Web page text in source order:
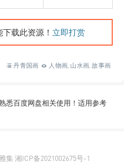
下载此资源！ 立即打赏
人物画 山水画 ,故事画
丹青国画
悉百度网盘相关使用！适用参考
集 湘ICP备2021002675号-1